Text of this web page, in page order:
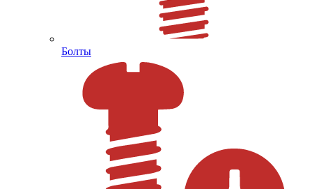
Болты